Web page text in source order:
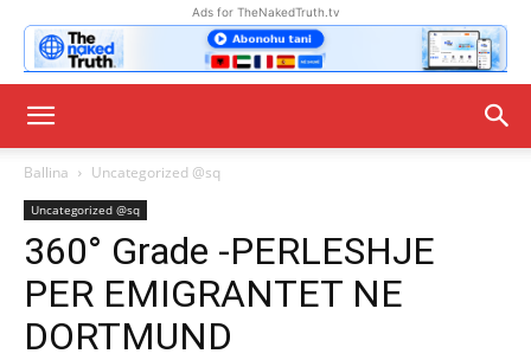
Ads for TheNakedTruth.tv
Ballina Uncategorized @sq
Uncategorized @sq
360° Grade -PERLESHJE
PER EMIGRANTET NE
DORTMUND